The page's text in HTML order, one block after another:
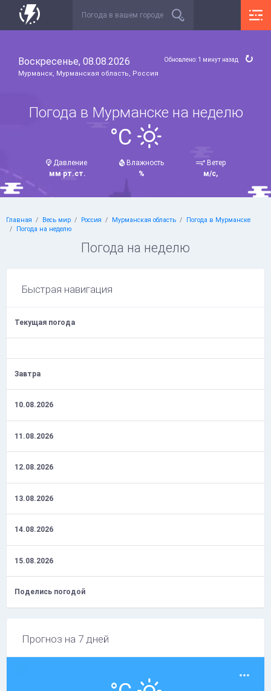
Воскресенье, 08.08.2026
Мурманск, Мурманская область, Россия
Обновлено: 1 минут назад
Погода в Мурманске на неделю
°C
Давление
мм рт.ст.
Влажность
%
Ветер
м/с,
Главная Весь мир Россия Мурманская область
Погода в Мурманске
Погода на неделю
Погода на неделю
Быстрая навигация
Текущая погода
Завтра
10.08.2026
11.08.2026
12.08.2026
13.08.2026
14.08.2026
15.08.2026
Поделись погодой
Прогноз на 7 дней